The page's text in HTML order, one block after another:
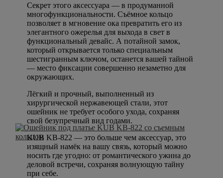
Секрет этого аксессуара — в продуманной
многофункциональности. Съёмное кольцо
позволяет в мгновение ока превратить его из
элегантного ожерелья для выхода в свет в
функциональный девайс. А потайной замок,
который открывается только специальным
шестигранным ключом, останется вашей тайной
— место фиксации совершенно незаметно для
окружающих.
Лёгкий и прочный, выполненный из
хирургической нержавеющей стали, этот
ошейник не требует особого ухода, сохраняя
свой безупречный вид годами.
KUB KB-822 — это больше чем аксессуар, это
изящный намёк на вашу связь, который можно
носить где угодно: от романтического ужина до
деловой встречи, сохраняя волнующую тайну
при себе.